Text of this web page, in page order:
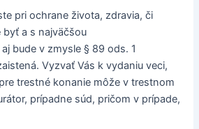
pri ochrane života, zdravia, či
byť a s najväčšou
bude v zmysle § 89 ods. 1
Vyzvať Vás k vydaniu veci,
trestné konanie môže v trestnom
prípadne súd, pričom v prípade,